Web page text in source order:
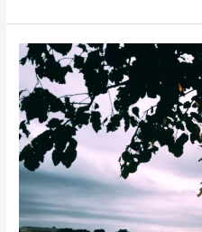
Cada
verano
tiene
su
propia
historia
para
recordar